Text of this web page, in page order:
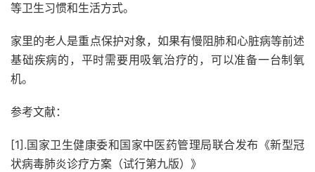
等卫生习惯和生活方式。
家里的老人是重点保护对象，如果有慢阻肺和心脏病等前述
基础疾病的，平时需要用吸氧治疗的，可以准备一台制氧
机。
参考文献：
[1].国家卫生健康委和国家中医药管理局联合发布《新型冠
状病毒肺炎诊疗方案（试行第九版）》